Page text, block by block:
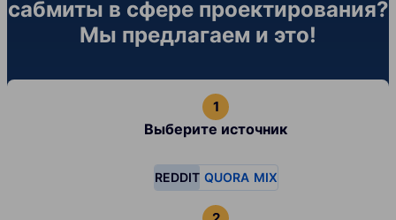
сабмиты в сфере проектирования?
Мы предлагаем и это!
Выберите источник
REDDIT QUORA MIX